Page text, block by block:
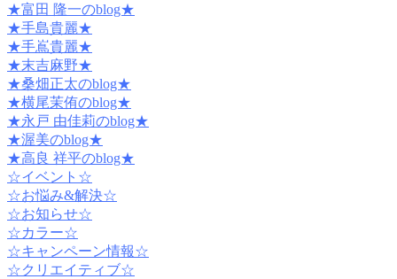
★富田 隆一のblog★
★手島貴麗★
★手嶌貴麗★
★末吉麻野★
★桑畑正太のblog★
★横尾茉侑のblog★
★永戸 由佳莉のblog★
★渥美のblog★
★高良 祥平のblog★
☆イベント☆
☆お悩み&解決☆
☆お知らせ☆
☆カラー☆
☆キャンペーン情報☆
☆クリエイティブ☆